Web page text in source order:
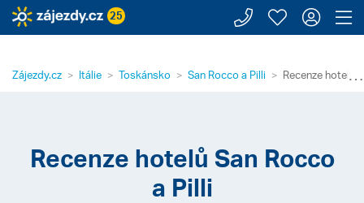
25 Zavolejte
Moje
⋯
Zájezdy.cz Itálie Toskánsko San Rocco a Pilli Recenze hotelů
Recenze hotelů San Rocco
a Pilli